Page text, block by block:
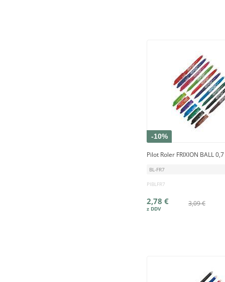
-10%
Pilot Roler FRIXION BALL 0,7
BL-FR7
PIBLFR7
3,09 €
2,78 €